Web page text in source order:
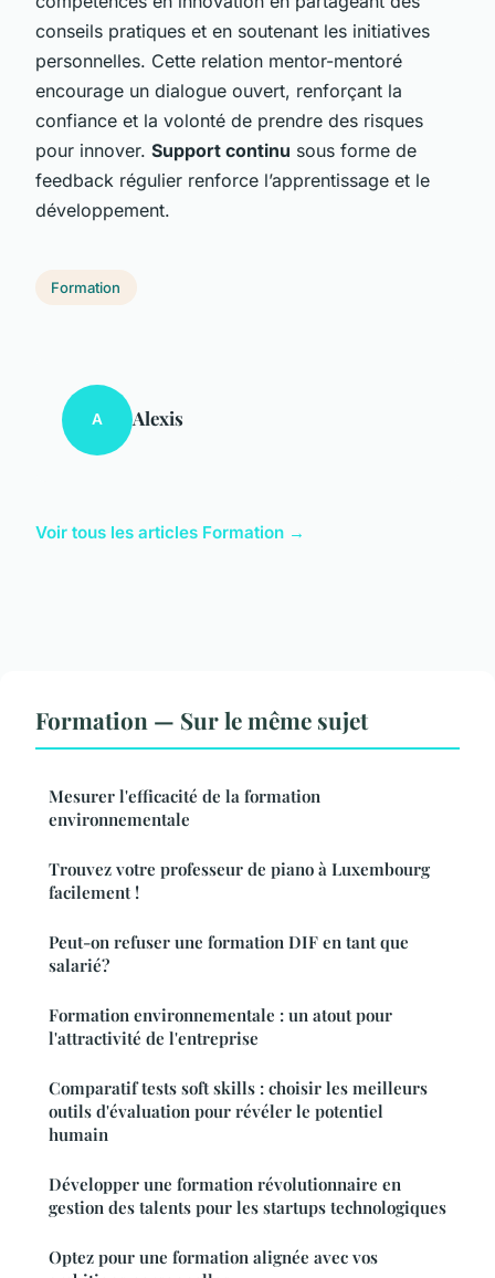
conseils pratiques et en soutenant les initiatives
personnelles. Cette relation mentor-mentoré
encourage un dialogue ouvert, renforçant la
confiance et la volonté de prendre des risques
pour innover. Support continu sous forme de
feedback régulier renforce l’apprentissage et le
développement.
Formation
A Alexis
Voir tous les articles Formation →
Formation — Sur le même sujet
Mesurer l'efficacité de la formation
environnementale
Trouvez votre professeur de piano à Luxembourg
facilement !
Peut-on refuser une formation DIF en tant que
salarié?
Formation environnementale : un atout pour
l'attractivité de l'entreprise
Comparatif tests soft skills : choisir les meilleurs
outils d'évaluation pour révéler le potentiel
humain
Développer une formation révolutionnaire en
gestion des talents pour les startups technologiques
Optez pour une formation alignée avec vos